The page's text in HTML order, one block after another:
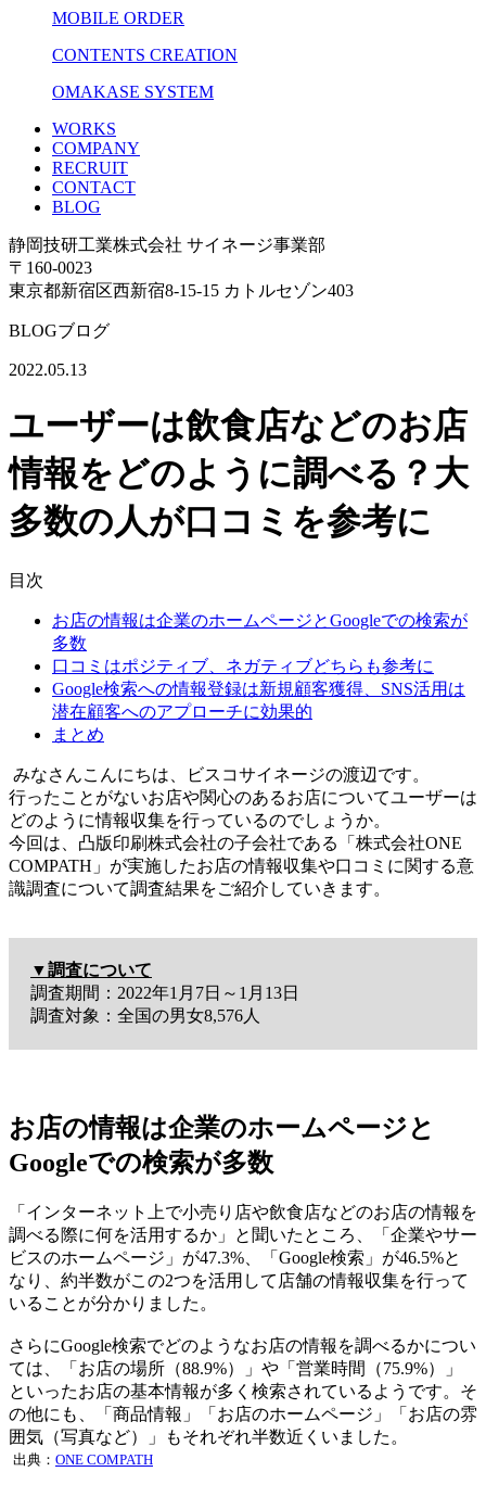
MOBILE ORDER
CONTENTS CREATION
OMAKASE SYSTEM
WORKS
COMPANY
RECRUIT
CONTACT
BLOG
静岡技研工業株式会社 サイネージ事業部
〒160-0023
東京都新宿区西新宿8-15-15 カトルセゾン403
BLOGブログ
2022.05.13
ユーザーは飲食店などのお店
情報をどのように調べる？大
多数の人が口コミを参考に
目次
お店の情報は企業のホームページとGoogleでの検索が
多数
口コミはポジティブ、ネガティブどちらも参考に
Google検索への情報登録は新規顧客獲得、SNS活用は
潜在顧客へのアプローチに効果的
まとめ
みなさんこんにちは、ビスコサイネージの渡辺です。
行ったことがないお店や関心のあるお店についてユーザーは
どのように情報収集を行っているのでしょうか。
今回は、凸版印刷株式会社の子会社である「株式会社ONE
COMPATH」が実施したお店の情報収集や口コミに関する意
識調査について調査結果をご紹介していきます。
▼調査について
調査期間：2022年1月7日～1月13日
調査対象：全国の男女8,576人
お店の情報は企業のホームページと
Googleでの検索が多数
「インターネット上で小売り店や飲食店などのお店の情報を
調べる際に何を活用するか」と聞いたところ、「企業やサー
ビスのホームページ」が47.3%、「Google検索」が46.5%と
なり、約半数がこの2つを活用して店舗の情報収集を行って
いることが分かりました。
さらにGoogle検索でどのようなお店の情報を調べるかについ
ては、「お店の場所（88.9%）」や「営業時間（75.9%）」
といったお店の基本情報が多く検索されているようです。そ
の他にも、「商品情報」「お店のホームページ」「お店の雰
囲気（写真など）」もそれぞれ半数近くいました。
出典： ONE COMPATH